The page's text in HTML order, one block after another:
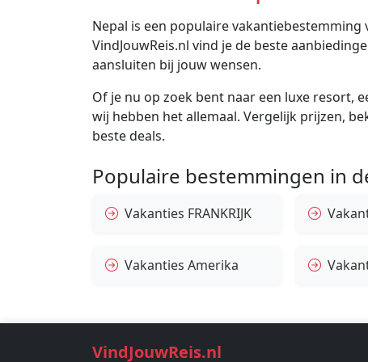
Nepal is een populaire
VindJouwReis.nl vind je de beste
aansluiten bij jouw wensen.
Of je nu op zoek bent naar een luxe resort,
wij hebben het allemaal. Vergelijk prijzen,
beste deals.
Populaire bestemmingen in
Vakanties FRANKRIJK
Vakanties Amerika
VindJouwReis.nl